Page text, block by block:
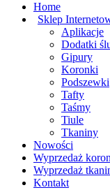
Home
Sklep
Aplikacje
Dodatki
Gipury
Koronki
Podszewki
Tafty
Taśmy
Tiule
Tkaniny
Nowości
Wyprzedaż
Wyprzedaż
Kontakt